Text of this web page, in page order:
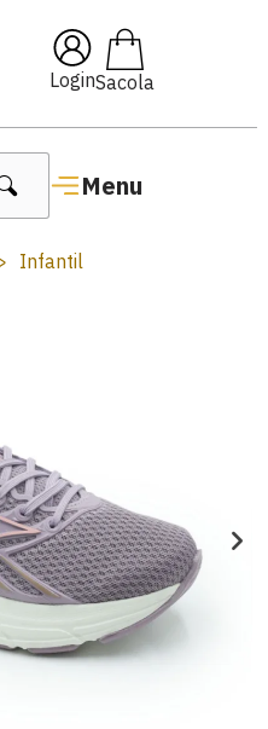
Login
Menu
🔥 Lançamentos Femininos
Infantil